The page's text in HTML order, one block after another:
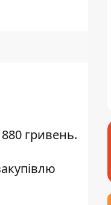
гривень.